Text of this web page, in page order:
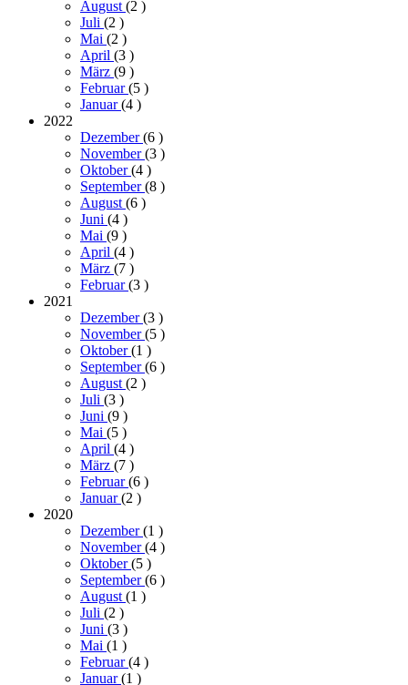
August(2 )
Juli (2 )
Mai (2 )
April (3 )
März (9 )
Februar(5 )
Januar(4 )
2022
Dezember(6 )
November(3 )
Oktober(4 )
September(8 )
August(6 )
Juni (4 )
Mai (9 )
April (4 )
März (7 )
Februar(3 )
2021
Dezember(3 )
November(5 )
Oktober(1 )
September(6 )
August(2 )
Juli (3 )
Juni (9 )
Mai (5 )
April (4 )
März (7 )
Februar(6 )
Januar(2 )
2020
Dezember(1 )
November(4 )
Oktober(5 )
September(6 )
August(1 )
Juli (2 )
Juni (3 )
Mai (1 )
Februar(4 )
Januar(1 )